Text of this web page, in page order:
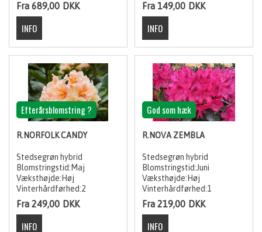
Fra 689,00 DKK Fra 149,00 DKK
Efterårsblomstring ?
R.NORFOLK CANDY
Stedsegrøn hybrid
Blomstringstid:Maj
Væksthøjde:Høj
Vinterhårdførhed:2
Fra 249,00 DKK
God som hæk
R.NOVA ZEMBLA
Stedsegrøn hybrid
Blomstringstid:Juni
Væksthøjde:Høj
Vinterhårdførhed:1
Fra 219,00 DKK